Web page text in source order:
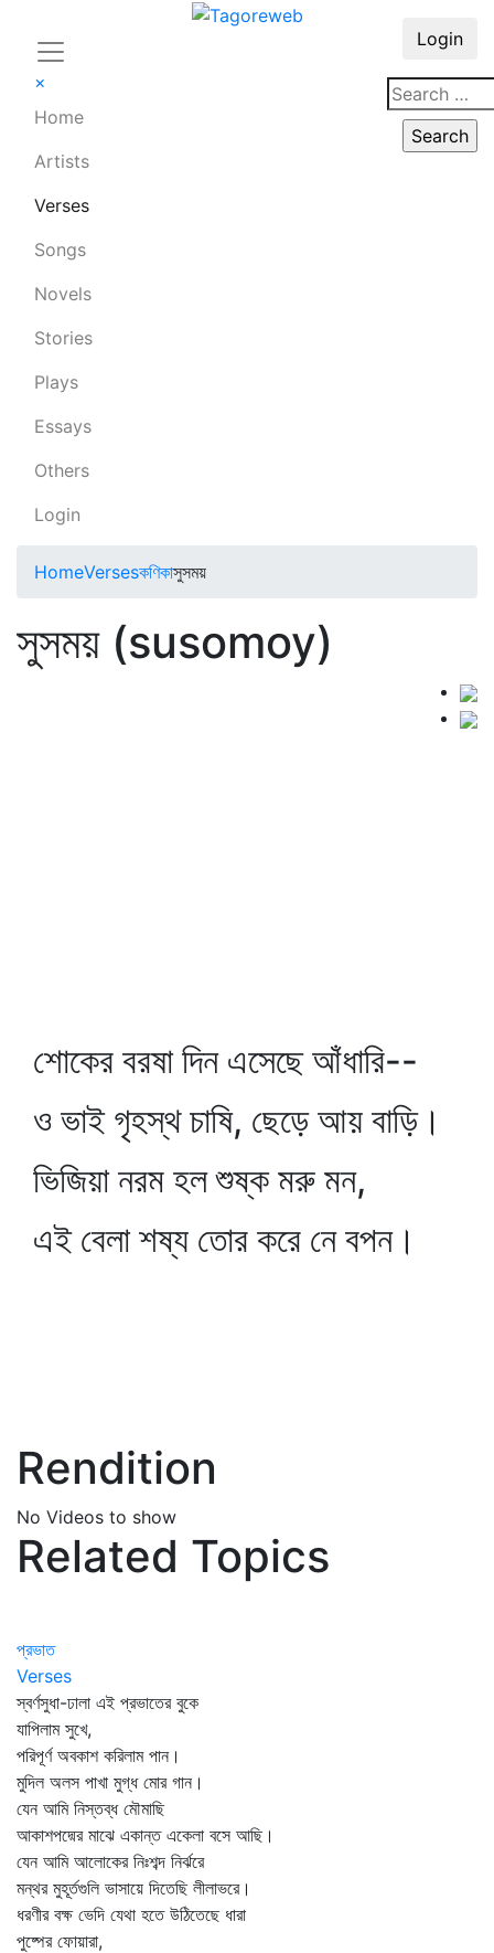
×
Home
Artists
Verses
Songs
Novels
Stories
Plays
Essays
Others
Login
Login
HomeVersesকণিকাসুসময়
সুসময় (susomoy)
শোকের বরষা দিন এসেছে আঁধারি--
ও ভাই গৃহস্থ চাষি, ছেড়ে আয় বাড়ি।
ভিজিয়া নরম হল শুষ্ক মরু মন,
এই বেলা শষ্য তোর করে নে বপন।
Rendition
No Videos to show
Related Topics
প্রভাত
Verses
স্বর্ণসুধা-ঢালা এই প্রভাতের বুকে
যাপিলাম সুখে,
পরিপূর্ণ অবকাশ করিলাম পান।
মুদিল অলস পাখা মুগ্ধ মোর গান।
যেন আমি নিস্তব্ধ মৌমাছি
আকাশপদ্মের মাঝে একান্ত একেলা বসে আছি।
যেন আমি আলোকের নিঃশব্দ নির্ঝরে
মন্থর মুহূর্তগুলি ভাসায়ে দিতেছি লীলাভরে।
ধরণীর বক্ষ ভেদি যেথা হতে উঠিতেছে ধারা
পুষ্পের ফোয়ারা,